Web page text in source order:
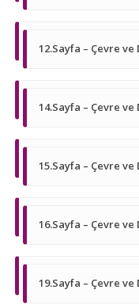
12.Sayfa – Çevre
14.Sayfa – Çevre
15.Sayfa – Çevre
16.Sayfa – Çevre
19.Sayfa – Çevre